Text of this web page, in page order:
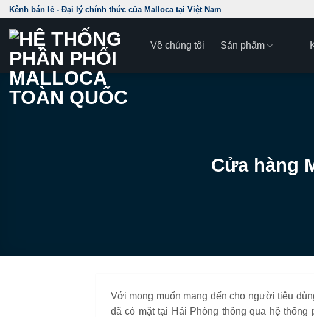
Skip
content
Kênh bán lẻ - Đại lý chính thức của Malloca tại Việt Nam
Về chúng tôi Sản phẩm
Cửa hàng
Với mong muốn mang đến cho người tiêu
đã có mặt tại Hải Phòng thông qua hệ